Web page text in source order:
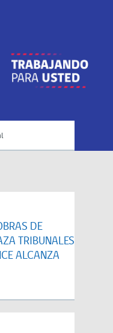
DE
TRIBUNALES
ALCANZA